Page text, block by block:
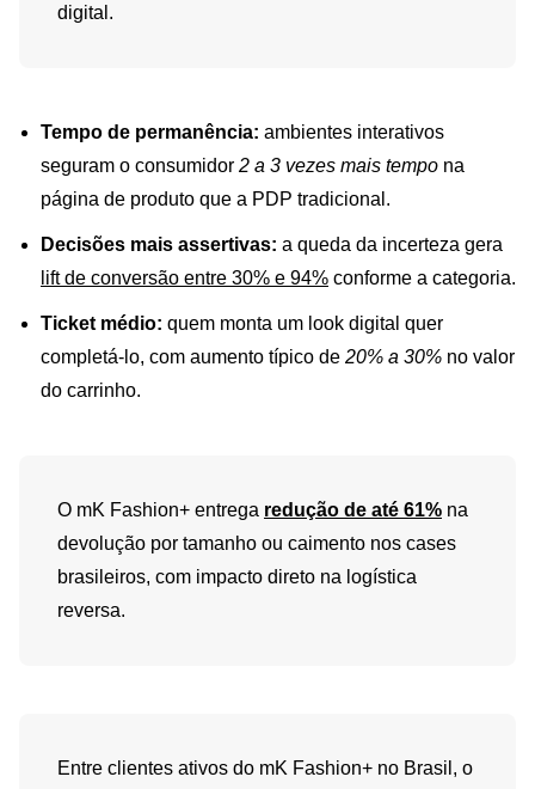
digital.
Tempo de permanência: ambientes interativos
seguram o consumidor 2 a 3 vezes mais tempo na
página de produto que a PDP tradicional.
Decisões mais assertivas: a queda da incerteza gera
lift de conversão entre 30% e 94% conforme a categoria.
Ticket médio: quem monta um look digital quer
completá-lo, com aumento típico de 20% a 30% no valor
do carrinho.
O mK Fashion+ entrega redução de até 61% na
devolução por tamanho ou caimento nos cases
brasileiros, com impacto direto na logística
reversa.
Entre clientes ativos do mK Fashion+ no Brasil, o